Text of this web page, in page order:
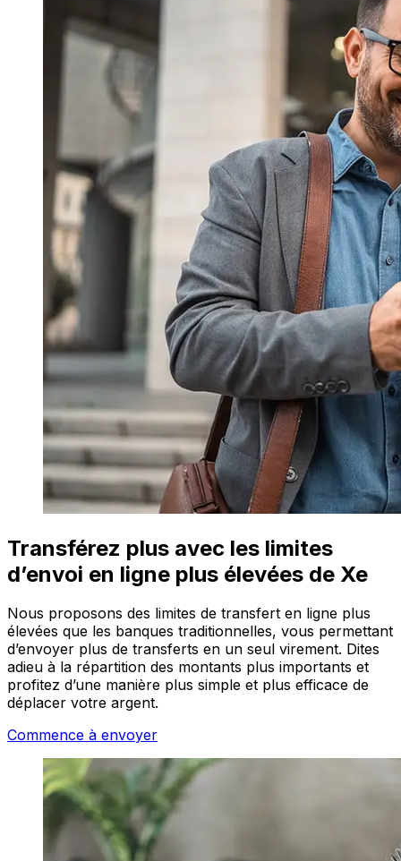
Transférez plus avec les limites
d’envoi en ligne plus élevées de Xe
Nous proposons des limites de transfert en ligne plus
élevées que les banques traditionnelles, vous permettant
d’envoyer plus de transferts en un seul virement. Dites
adieu à la répartition des montants plus importants et
profitez d’une manière plus simple et plus efficace de
déplacer votre argent.
Commence à envoyer